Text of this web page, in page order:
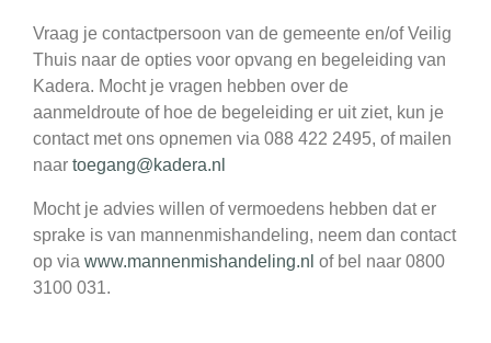
Vraag je contactpersoon van de gemeente en/of Veilig
Thuis naar de opties voor opvang en begeleiding van
Kadera. Mocht je vragen hebben over de
aanmeldroute of hoe de begeleiding er uit ziet, kun je
contact met ons opnemen via 088 422 2495, of mailen
naar toegang@kadera.nl
Mocht je advies willen of vermoedens hebben dat er
sprake is van mannenmishandeling, neem dan contact
op via www.mannenmishandeling.nl of bel naar 0800
3100 031.